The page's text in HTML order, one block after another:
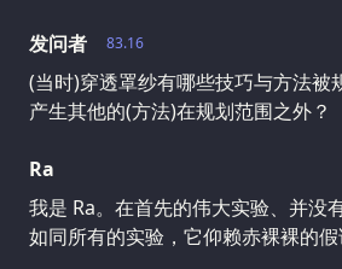
83.16
发问者
(当时)穿透罩纱有哪些技巧与方法被
产生其他的(方法)在规划范围之外？
Ra
我是 Ra。在首先的伟大实验、并没
如同所有的实验，它仰赖赤裸裸的假